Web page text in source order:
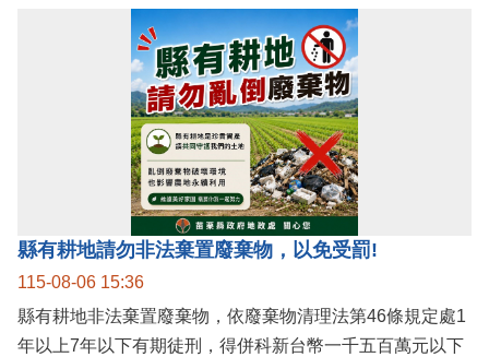
縣有耕地請勿非法棄置廢棄物，以免受罰!
115-08-06 15:36
縣有耕地非法棄置廢棄物，依廢棄物清理法第46條規定處1
年以上7年以下有期徒刑，得併科新台幣一千五百萬元以下